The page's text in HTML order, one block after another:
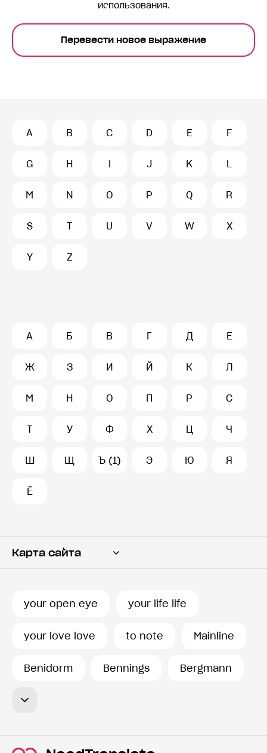
использования.
Перевести новое выражение
A B C D E F
G H I J K L
M N O P Q R
S T U V W X
Y Z
А Б В Г Д Е
Ж З И Й К Л
М Н О П Р С
Т У Ф Х Ц Ч
Ш Щ Ъ (1) Э Ю Я
Ё
Карта сайта
your open eye your life life
your love love to note Mainline
Benidorm Bennings Bergmann